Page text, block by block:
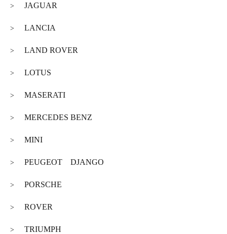
> JAGUAR
> LANCIA
> LAND ROVER
> LOTUS
> MASERATI
> MERCEDES BENZ
> MINI
> PEUGEOT DJANGO
> PORSCHE
> ROVER
> TRIUMPH